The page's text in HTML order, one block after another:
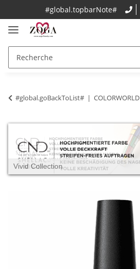
#global.topbarNote#
#global.goBackToList# COLORWORLD
Vivid Collection